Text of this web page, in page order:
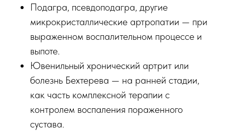
Подагра, псевдоподагра, другие
микрокристаллические артропатии — при
выраженном воспалительном процессе и
выпоте.
Ювенильный хронический артрит или
болезнь Бехтерева — на ранней стадии,
как часть комплексной терапии с
контролем воспаления пораженного
сустава.